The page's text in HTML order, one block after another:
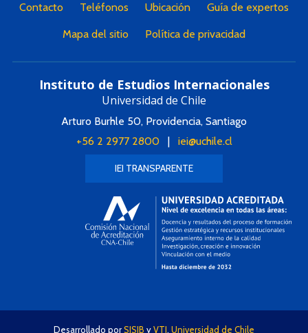
Contacto Teléfonos Ubicación Guía de expertos
Mapa del sitio Política de privacidad
Instituto de Estudios Internacionales
Universidad de Chile
Arturo Burhle 50, Providencia, Santiago
+56 2 2977 2800| iei@uchile.cl
IEI TRANSPARENTE
Desarrollado porSISIB yVTI, Universidad de Chile